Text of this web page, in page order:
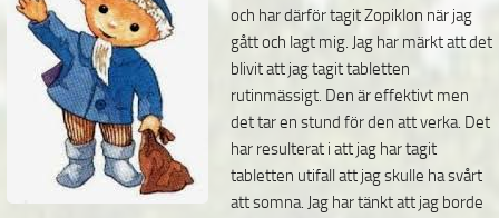
och har därför tagit Zopiklon när jag
gått och lagt mig. Jag har märkt att det
blivit att jag tagit tabletten
rutinmässigt. Den är effektivt men
det tar en stund för den att verka. Det
har resulterat i att jag har tagit
tabletten utifall att jag skulle ha svårt
att somna. Jag har tänkt att jag borde